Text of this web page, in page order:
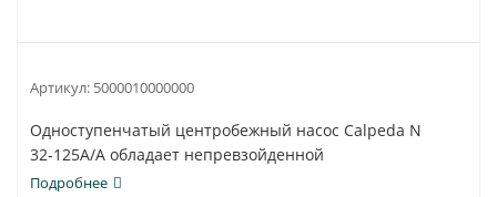
Артикул: 5000010000000
Одноступенчатый центробежный насос Calpeda N
32-125A/A обладает непревзойденной
универсальностью...
Подробнее